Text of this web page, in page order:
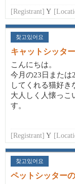
[Registrant] Y
찾고있어요
キャットシッタ
こんにちは。
今月の23日または
してくれる猫好き
大人しく人懐っこ
す。
[Registrant] Y
찾고있어요
ペットシッター